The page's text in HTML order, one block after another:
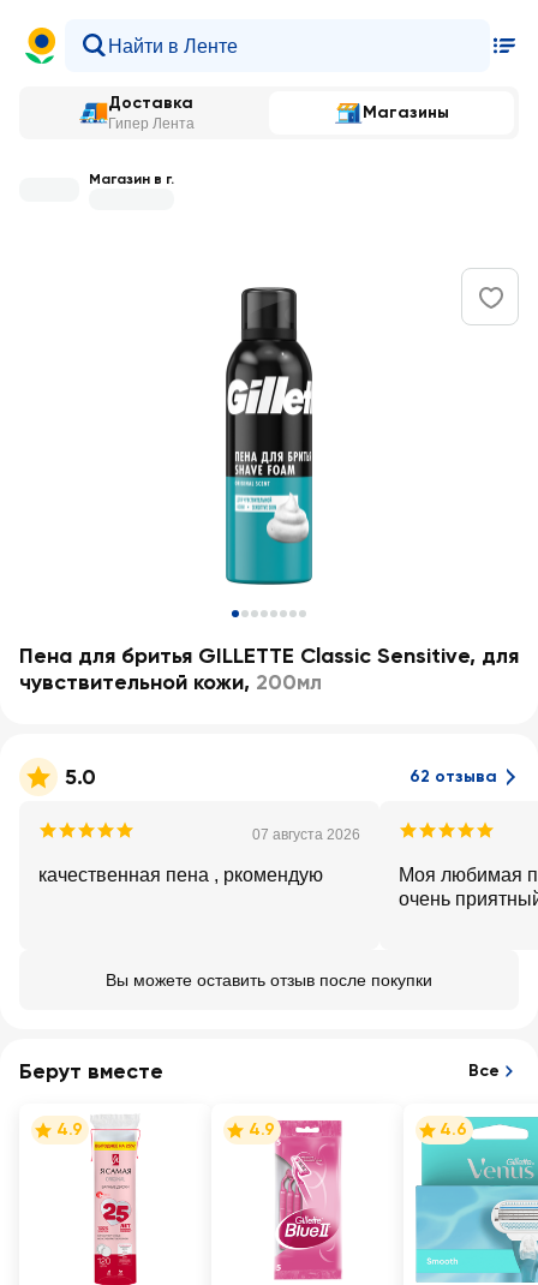
Доставка
Гипер Лента
Магазины
Магазин в г.
Пена для бритья GILLETTE Classic Sensitive, для
чувствительной кожи, 200мл
5.0 62 отзыва
07 августа 2026
качественная пена , ркомендую
Моя любимая
очень
Вы можете оставить отзыв после покупки
Берут вместе Все
4.9 4.9 4.6